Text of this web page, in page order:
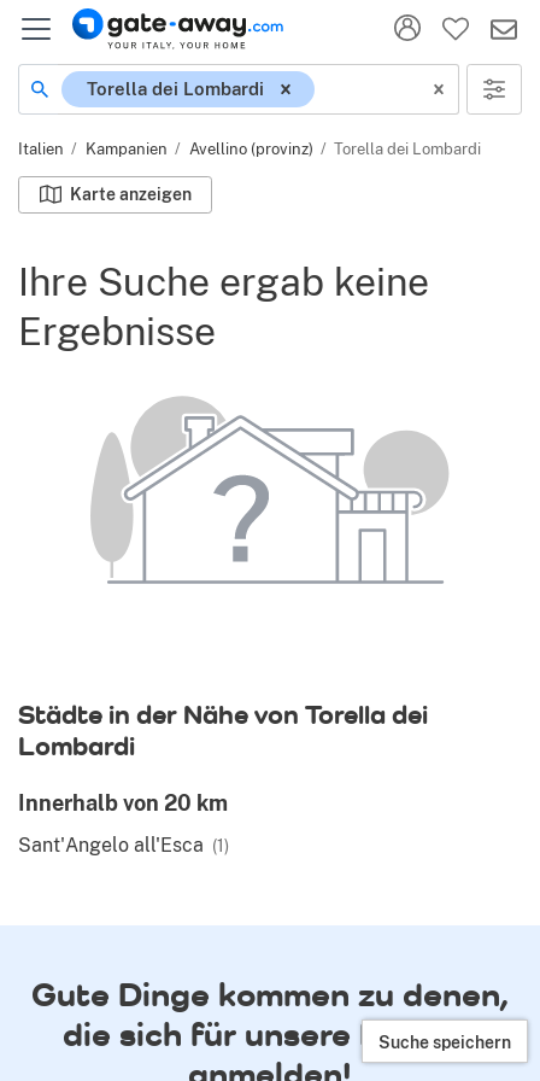
Ort
Torella dei Lombardi
Italien Kampanien Avellino (provinz) Torella dei Lombardi
Karte anzeigen
Ihre Suche ergab keine
Ergebnisse
Städte in der Nähe von Torella dei
Lombardi
Innerhalb von 20 km
Sant'Angelo all'Esca (1)
Gute Dinge kommen zu denen,
die sich für unsere E-Mails
Suche speichern